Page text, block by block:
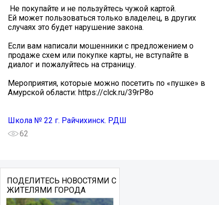
️ Не покупайте и не пользуйтесь чужой картой.
Ей может пользоваться только владелец, в других
случаях это будет нарушение закона.
Если вам написали мошенники с предложением о
продаже схем или покупке карты, не вступайте в
диалог и пожалуйтесь на страницу.
Мероприятия, которые можно посетить по «пушке» в
Амурской области: https://clck.ru/39rP8o
Школа № 22 г. Райчихинск. РДШ
62
ПОДЕЛИТЕСЬ НОВОСТЯМИ С
ЖИТЕЛЯМИ ГОРОДА